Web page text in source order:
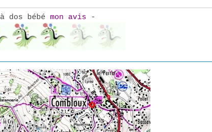
dos bébé mon avis -